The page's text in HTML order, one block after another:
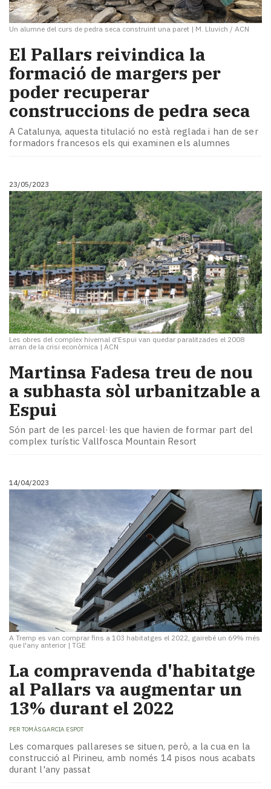
Un alumne del curs de pedra seca construint una paret | M. Lluvich / ACN
El Pallars reivindica la
formació de margers per
poder recuperar
construccions de pedra seca
A Catalunya, aquesta titulació no està reglada i han de ser
formadors francesos els qui examinen els alumnes
23/05/2023
Les obres del complex hivernal d'Espui van quedar paralitzades el 2008
arran de la crisi econòmica | ACN
Martinsa Fadesa treu de nou
a subhasta sòl urbanitzable a
Espui
Són part de les parcel·les que havien de formar part del
complex turístic Vallfosca Mountain Resort
14/04/2023
A Tremp es van comprar fins a 103 habitatges el 2022, gairebé un 69% més
que l'any anterior | TGE
La compravenda d'habitatge
al Pallars va augmentar un
13% durant el 2022
PER TOMÀS GARCIA ESPOT
Les comarques pallareses se situen, però, a la cua en la
construcció al Pirineu, amb només 14 pisos nous acabats
durant l'any passat